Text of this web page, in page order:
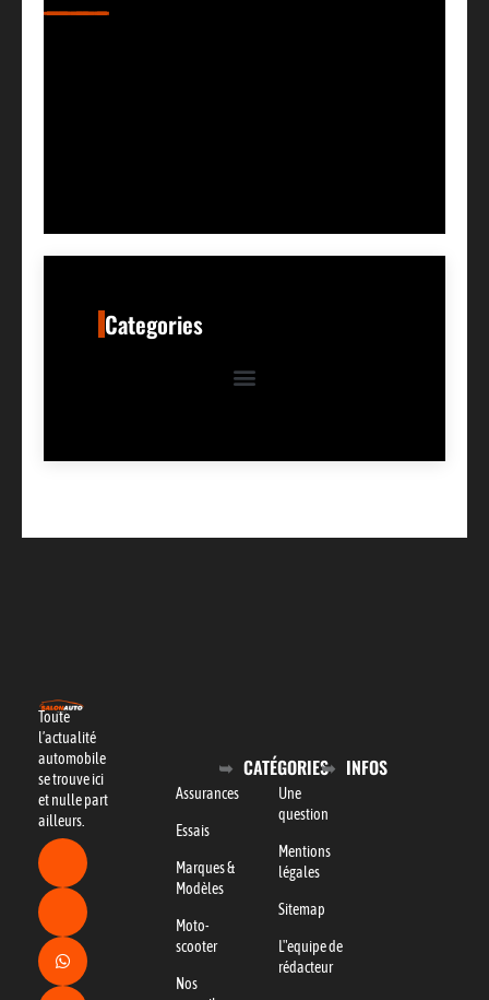
Categories
Toute
l’actualité
automobile
se trouve ici
et nulle part
ailleurs.
CATÉGORIES
Assurances
Essais
Marques &
Modèles
Moto-
scooter
Nos
INFOS
Une
question
Mentions
légales
Sitemap
L"equipe de
rédacteur